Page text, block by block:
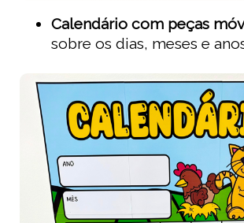
Calendário com peças
sobre os dias, meses e